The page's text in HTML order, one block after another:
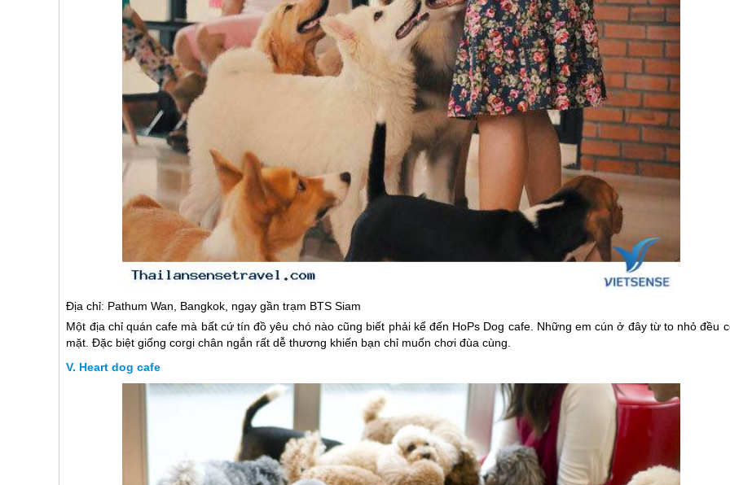
Địa chỉ: Pathum Wan, Bangkok, ngay gần trạm BTS Siam
Một địa chỉ quán cafe mà bất cứ tín đồ yêu chó nào cũng biết phải kể đến HoPs Dog cafe. Những em cún ở đây từ to nhỏ đều
mặt. Đặc biệt giống corgi chân ngắn rất dễ thương khiến bạn chỉ muốn chơi đùa cùng.
Heart dog cafe